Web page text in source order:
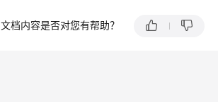
文档内容是否对您有帮助？